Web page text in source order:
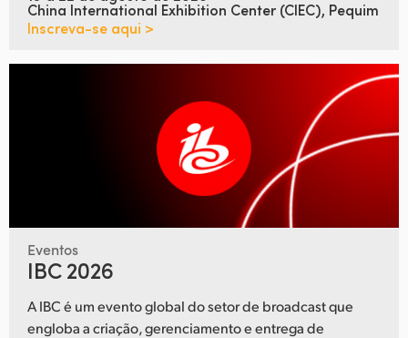
China International Exhibition Center (CIEC), Pequim
Inscreva-se aqui >
Eventos
IBC 2026
A IBC é um evento global do setor de broadcast que
engloba a criação, gerenciamento e entrega de